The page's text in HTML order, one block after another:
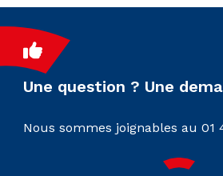
Une question ? Une
Nous sommes joignables au 01